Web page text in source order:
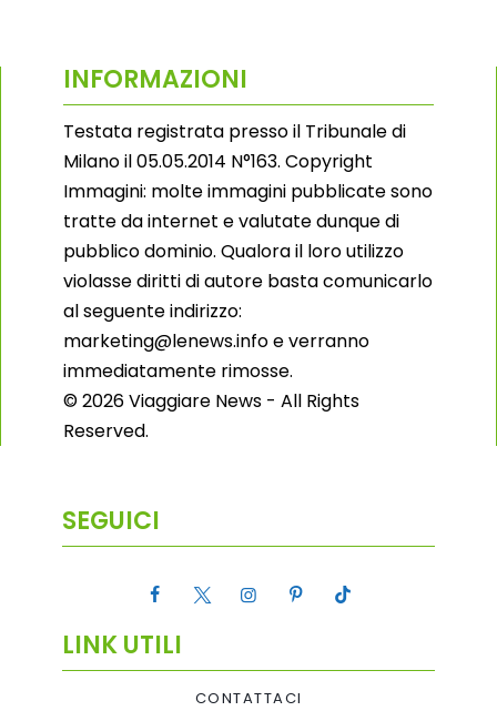
INFORMAZIONI
Testata registrata presso il Tribunale di
Milano il 05.05.2014 N°163. Copyright
Immagini: molte immagini pubblicate sono
tratte da internet e valutate dunque di
pubblico dominio. Qualora il loro utilizzo
violasse diritti di autore basta comunicarlo
al seguente indirizzo:
marketing@lenews.info e verranno
immediatamente rimosse.
© 2026 Viaggiare News - All Rights
Reserved.
SEGUICI
LINK UTILI
CONTATTACI